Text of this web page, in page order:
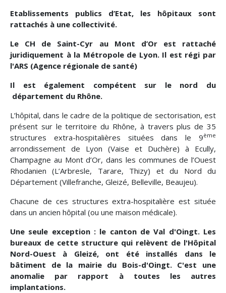
Etablissements publics d’Etat, les hôpitaux sont
rattachés à une collectivité.
Le CH de Saint-Cyr au Mont d’Or est rattaché
juridiquement à la Métropole de Lyon. Il est régi par
l'ARS (Agence régionale de santé)
Il est également compétent sur le nord du
département du Rhône.
L’hôpital, dans le cadre de la politique de sectorisation, est
présent sur le territoire du Rhône, à travers plus de 35
structures extra-hospitalières situées dans le 9ème
arrondissement de Lyon (Vaise et Duchère) à Ecully,
Champagne au Mont d’Or, dans les communes de l’Ouest
Rhodanien (L’Arbresle, Tarare, Thizy) et du Nord du
Département (Villefranche, Gleizé, Belleville, Beaujeu).
Chacune de ces structures extra-hospitalière est située
dans un ancien hôpital (ou une maison médicale).
Une seule exception : le canton de Val d'Oingt. Les
bureaux de cette structure qui relèvent de l'Hôpital
Nord-Ouest à Gleizé, ont été installés dans le
bâtiment de la mairie du Bois-d'Oingt. C'est une
anomalie par rapport à toutes les autres
implantations.